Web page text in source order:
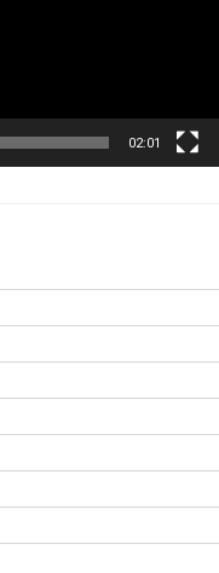
02:01